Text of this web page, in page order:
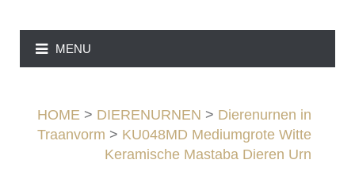
MENU
HOME > DIERENURNEN > Dierenurnen in
Traanvorm > KU048MD Mediumgrote Witte
Keramische Mastaba Dieren Urn